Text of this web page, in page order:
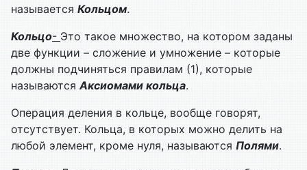
называется Кольцом.
Кольцо- Это такое множество, на котором заданы
две функции – сложение и умножение – которые
должны подчиняться правилам (1), которые
называются Аксиомами кольца.
Операция деления в кольце, вообще говорят,
отсутствует. Кольца, в которых можно делить на
любой элемент, кроме нуля, называются Полями.